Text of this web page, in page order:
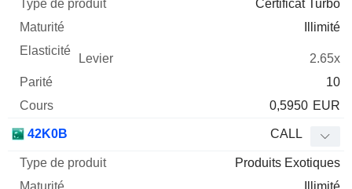
Certificat Turbo
Illimité
2.65x
10
0,5950 EUR
42K0B CALL
Produits Exotiques